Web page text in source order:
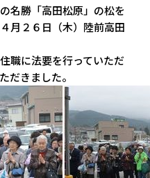
名勝「高田松原」の松を
月２６日（木）陸前高田
職に法要を行っていただ
だきました。